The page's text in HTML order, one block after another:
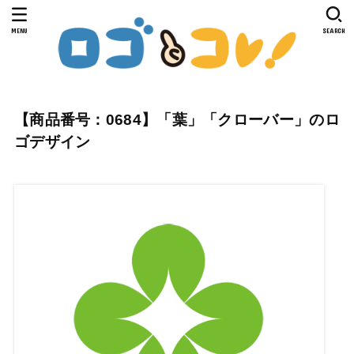
SEARCH
MENU
【商品番号：0684】「葉」「クローバー」のロ
ゴデザイン